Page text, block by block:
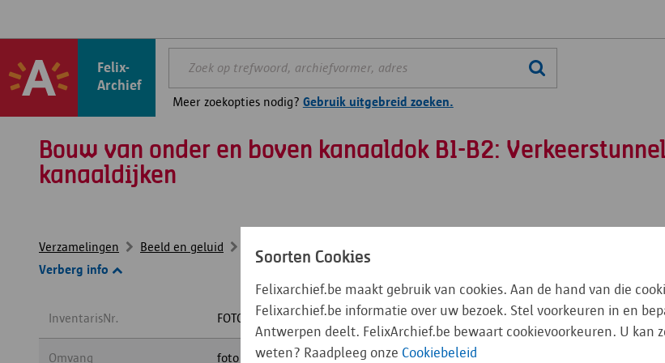
Felix-
Archief
Meer zoekopties nodig? Gebruik uitgebreid zoeken.
Bouw van onder en boven kanaaldok B1-B2:
kanaaldijken
Verzamelingen Beeld en geluid Fotoverzameling losse foto's
Verberg info
InventarisNr. FOTO-HB#3898
Omvang foto
Soorten Cookies
Felixarchief.be maakt gebruik van cookies. Aan de hand van die
Felixarchief.be informatie over uw bezoek. Stel voorkeuren in en
Antwerpen deelt. FelixArchief.be bewaart cookievoorkeuren. U kan
weten? Raadpleeg onze Cookiebeleid